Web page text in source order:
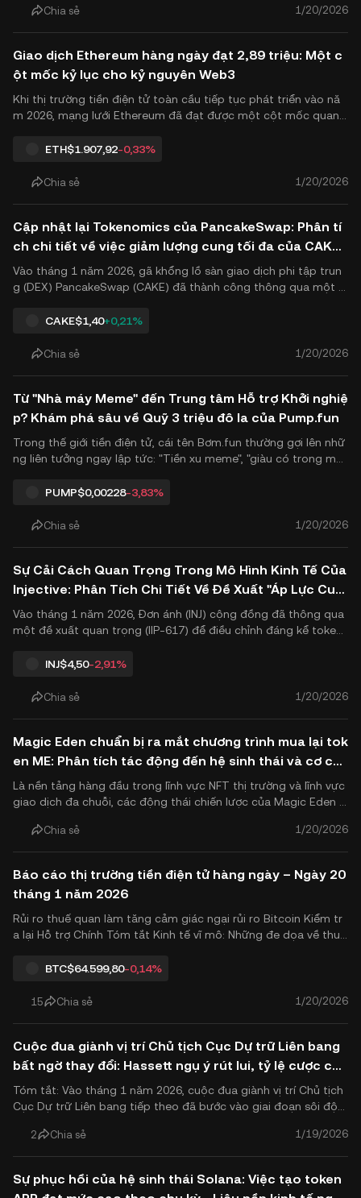
Chia sẻ 1/20/2026
Giao dịch Ethereum hàng ngày đạt 2,89 triệu: Một c
ột mốc kỷ lục cho kỷ nguyên Web3
Khi thị trường tiền điện tử toàn cầu tiếp tục phát triển vào nă
m 2026, mạng lưới Ethereum đã đạt được một cột mốc quan t
nh tế số. Theo dữ liệu on-chain gần đây, khối lượng giao dịch h
ETH$1.907,92-0,33%
Chia sẻ 1/20/2026
Cập nhật lại Tokenomics của PancakeSwap: Phân tí
ch chi tiết về việc giảm lượng cung tối đa của CAKE
xuống 400 triệu
Vào tháng 1 năm 2026, gã khổng lồ sàn giao dịch phi tập trun
g (DEX) PancakeSwap (CAKE) đã thành công thông qua một s
ột cuộc bỏ phiếu cộng đồng. Theo đề xuất mới nhất (IIP-2026
thứ.
CAKE$1,40+0,21%
Chia sẻ 1/20/2026
Từ "Nhà máy Meme" đến Trung tâm Hỗ trợ Khởi nghiệ
p? Khám phá sâu về Quỹ 3 triệu đô la của Pump.fun
Trong thế giới tiền điện tử, cái tên Bơm.fun thường gợi lên nhữ
ng liên tưởng ngay lập tức: "Tiền xu meme", "giàu có trong một
2026, nền tảng này - nền tảng từng nằm ở trung tâm của Sola
PUMP$0,00228-3,83%
Chia sẻ 1/20/2026
Sự Cải Cách Quan Trọng Trong Mô Hình Kinh Tế Của
Injective: Phân Tích Chi Tiết Về Đề Xuất "Áp Lực Cun
g" INJ 2026
Vào tháng 1 năm 2026, Đơn ánh (INJ) cộng đồng đã thông qua
một đề xuất quan trọng (IIP-617) để điều chỉnh đáng kể token
hởi động này, được cộng đồng gọi là "Căng thẳng Cung", đánh
INJ$4,50-2,91%
Chia sẻ 1/20/2026
Magic Eden chuẩn bị ra mắt chương trình mua lại tok
en ME: Phân tích tác động đến hệ sinh thái và cơ ch
ế sinh lời
Là nền tảng hàng đầu trong lĩnh vực NFT thị trường và lĩnh vực
giao dịch đa chuỗi, các động thái chiến lược của Magic Eden lu
c Eden chính thức công bố một sự điều chỉnh quan trọng đối v
ới tokenomics của mình: Bắt đầu từ ngày 1 tháng 2 năm .
Chia sẻ 1/20/2026
Báo cáo thị trường tiền điện tử hàng ngày – Ngày 20
tháng 1 năm 2026
Rủi ro thuế quan làm tăng cảm giác ngại rủi ro Bitcoin Kiểm tr
a lại Hỗ trợ Chính Tóm tắt Kinh tế vĩ mô: Những đe dọa về thuế
rọng cho cổ phiếu châu Âu. Dù cổ phiếu Mỹ thị trường đã đón
BTC$64.599,80-0,14%
15 Chia sẻ 1/20/2026
Cuộc đua giành vị trí Chủ tịch Cục Dự trữ Liên bang
bất ngờ thay đổi: Hassett ngụ ý rút lui, tỷ lệ cược của
Warsh tăng vọt—Điều này có ý nghĩa gì đối với người
dùng tiền điện tử
Tóm tắt: Vào tháng 1 năm 2026, cuộc đua giành vị trí Chủ tịch
Cục Dự trữ Liên bang tiếp theo đã bước vào giai đoạn sôi độn
Trắng với vai trò cố vấn kinh tế hàng đầu, khả năng cựu Thống
đốc Fed Kevin Warsh đảm nhiệm vị trí này đã tăng lên.
2 Chia sẻ 1/19/2026
Sự phục hồi của hệ sinh thái Solana: Việc tạo token